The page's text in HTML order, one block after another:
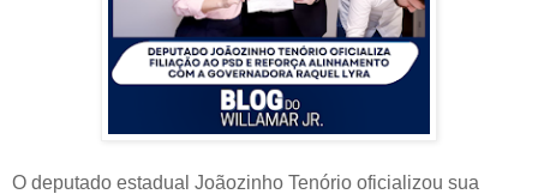
O deputado estadual Joãozinho Tenório oficializou sua